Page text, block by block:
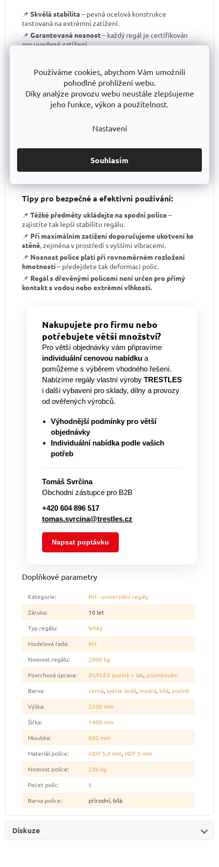
Používáme cookies, abychom Vám umožnili
pohodlné prohlížení webu.
Díky analýze provozu webu neustále zlepšujeme
jeho funkce, výkon a použitelnost.
Nastavení
Souhlasím
📌 Skvělá stabilita – pevná ocelová konstrukce
testovaná na extrémní zatížení.
📌 Garantovaná nosnost– každý regál je certifikován
pro uvedené zatížení.
Bezkonkurenční poměr kvalita/cena– výborné
zpracování za férovou cenu.
📌Podpora české výroby– investujeme do lokální
produkce a technologického pokroku.
spolehněte se, že vaše skladové řešení bude
S TRESTLESsi pořizujete nejenspolehlivý regál, ale i
záruku kvality a dlouhodobé dostupnosti produktů
Tipy pro bezpečné a efektivní používání:
📌 Těžké předměty ukládejte na spodní police–
zajistíte tak lepší stabilitu regálu.
📌 Při maximálním zatížení doporučujeme ukotvení ke
stěně, zejména v prostředí s vyššími vibracemi.
📌 Nosnost police platí při rovnoměrném rozložení
hmotnosti – předejdete tak deformaci polic.
📌 Regál s dřevěnými policemi není určen pro přímý
kontakt s vodou nebo extrémní vlhkostí.
Nakupujete pro firmu nebo
potřebujete větší množství?
Pro větší objednávky vám připravíme
individuální cenovou nabídku a
pomůžeme s výběrem vhodného řešení.
Nabízíme regály vlastní výroby TRESTLES
i další vybavení pro sklady, dílny a provozy
od ověřených výrobců.
Výhodnější podmínky pro větší
objednávky
Individuální nabídka podle vašich
potřeb
Tomáš Svrčina
Obchodní zástupce pro B2B
+420 604 896 517
tomas.svrcina@trestles.cz
Napsat poptávku
Doplňkové parametry
Kategorie:
RH - univerzální regály
Záruka:
10 let
Typ regálu:
lehký
Modelová řada:
RH
Nosnost regálu:
2000 kg
Povrchová úprava: DUPLEX pozink + lak, pozinkování
Barva: černá, světle šedá, modrá, bílá, pozink
Výška:
2200 mm
Šířka:
1400 mm
Hloubka:
600 mm
Materiál police: MDF 5,4 mm, HDF 5 mm
Nosnost police:
250 kg
Počet polic:
8
Barva police: přírodní, bílá
Diskuze